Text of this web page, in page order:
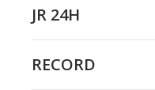
JR 24H
RECORD